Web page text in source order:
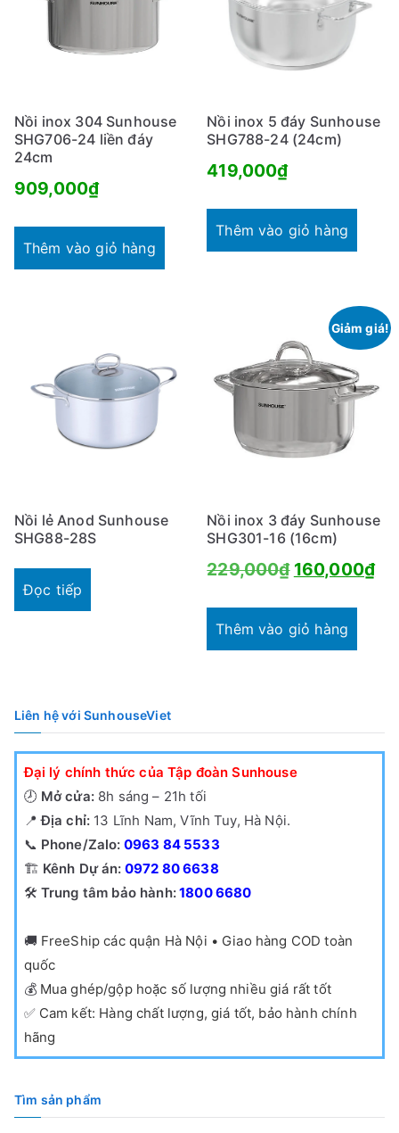
Nồi inox 304 Sunhouse
SHG706-24 liền đáy
24cm
909,000₫
Thêm vào giỏ hàng
Nồi inox 5 đáy Sunhouse
SHG788-24 (24cm)
419,000₫
Thêm vào giỏ hàng
Nồi lẻ Anod Sunhouse
SHG88-28S
Đọc tiếp
Giảm giá!
Nồi inox 3 đáy Sunhouse
SHG301-16 (16cm)
229,000₫ Giá
là:
160,000₫
Thêm vào giỏ hàng
Liên hệ với SunhouseViet
Đại lý chính thức của Tập đoàn Sunhouse
🕗 Mở cửa:8h sáng – 21h tối
📍Địa chỉ: 13 Lĩnh Nam, Vĩnh Tuy, Hà Nội.
📞 Phone/Zalo: 0963 84 5533
🏗️ Kênh Dự án: 0972 80 6638
🛠️ Trung tâm bảo hành:1800 6680
🚚 FreeShip các quận Hà Nội • Giao hàng COD toàn
quốc
💰 Mua ghép/gộp hoặc số lượng nhiều giá rất tốt
✅ Cam kết: Hàng chất lượng, giá tốt, bảo hành chính
hãng
Tìm sản phẩm